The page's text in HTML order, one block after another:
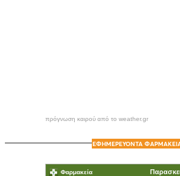
πρόγνωση καιρού από το weather.gr
ΕΦΗΜΕΡΕΥΟΝΤΑ